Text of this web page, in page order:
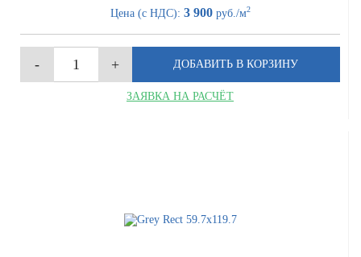
Цена (с НДС): 3 900руб./м2
ЗАЯВКА НА РАСЧЁТ